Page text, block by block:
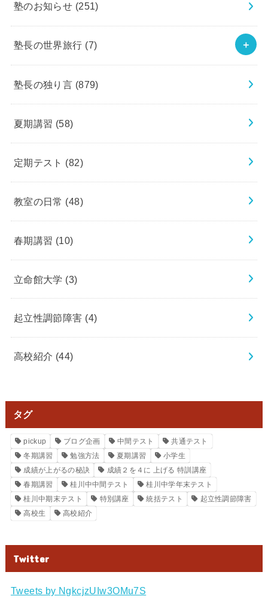
塾のお知らせ (251)
塾長の世界旅行 (7)
塾長の独り言 (879)
夏期講習 (58)
定期テスト (82)
教室の日常 (48)
春期講習 (10)
立命館大学 (3)
起立性調節障害 (4)
高校紹介 (44)
タグ
pickup ブログ企画 中間テスト
共通テスト
冬期講習
勉強方法 夏期講習
小学生
成績が上がるの秘訣
成績２を４に 上げる 特訓講座
春期講習
桂川中中間テスト
桂川中学年末テスト
桂川中期末テスト
特別講座 統括テスト
起立性調節障害
高校生
高校紹介
Twitter
Tweets by NgkcjzUIw3OMu7S